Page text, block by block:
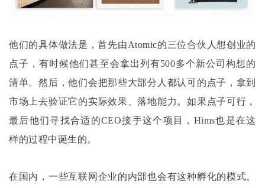
他们的具体做法是，首先由Atomic的三位合伙人想创业的
点子，有时候他们甚至会拿出列有500多个新公司构想的
清单。然后，他们会把那些大部分人都认可的点子，拿到
市场上去验证它的实际效果、落地能力。如果点子可行，
最后他们寻找合适的CEO接手这个项目，Hims也是在这
样的过程中诞生的。
在国内，一些互联网企业的内部也会有这种孵化的模式。